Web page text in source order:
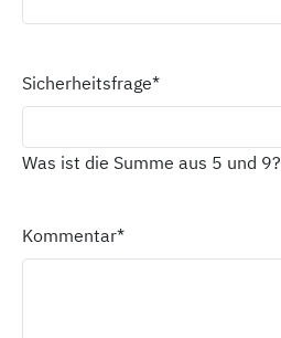
Sicherheitsfrage*
Was ist die Summe aus 5 und 9?
Kommentar*